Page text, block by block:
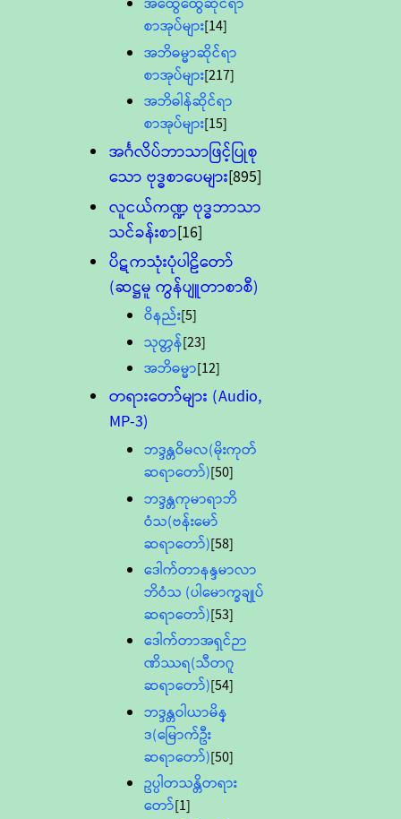
စာအုပ်များ[14]
အဘိဓမ္မာဆိုင်ရာ
စာအုပ်များ[217]
အဘိဓါန်ဆိုင်ရာ
စာအုပ်များ[15]
အင်္ဂလိပ်ဘာသာဖြင့်ပြုစု
သော ဗုဒ္ဓစာပေများ[895]
လူငယ်ကဏ္ဍ ဗုဒ္ဓဘာသာ
သင်ခန်းစာ[16]
ပိဋကသုံးပုံပါဠိတော်
(ဆဋ္ဌမူ ကွန်ပျူတာစာစီ)
ဝိနည်း[5]
သုတ္တန်[23]
အဘိဓမ္မာ[12]
တရားတော်များ (Audio,
MP-3)
ဘဒ္ဒန္တဝိမလ(မိုးကုတ်
ဆရာတော်)[50]
ဘဒ္ဒန္တကုမာရာဘိ
ဝံသ(ဗန်းမော်
ဆရာတော်)[58]
ဒေါက်တာနန္ဒမာလာ
ဘိဝံသ (ပါမောက္ခချုပ်
ဆရာတော်)[53]
ဒေါက်တာအရှင်ဉာ
ဏိဿရ(သီတဂူ
ဆရာတော်)[54]
ဘဒ္ဒန္တဝါယာမိန္
ဒ(မြောက်ဦး
ဆရာတော်)[50]
ဥပ္ပါတသန္တိတရား
တော်[1]